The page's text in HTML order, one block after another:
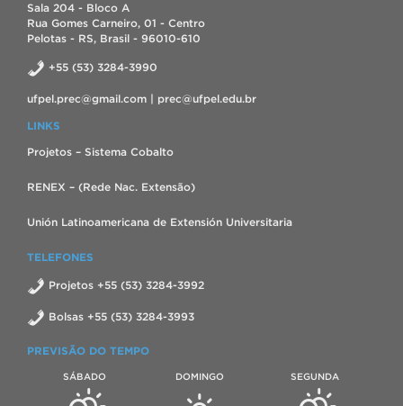
Sala 204 - Bloco A
Rua Gomes Carneiro, 01 - Centro
Pelotas - RS, Brasil - 96010-610
+55 (53) 3284-3990
ufpel.prec@gmail.com | prec@ufpel.edu.br
LINKS
Projetos – Sistema Cobalto
RENEX – (Rede Nac. Extensão)
Unión Latinoamericana de Extensión Universitaria
TELEFONES
Projetos +55 (53) 3284-3992
Bolsas +55 (53) 3284-3993
PREVISÃO DO TEMPO
SÁBADO DOMINGO SEGUNDA